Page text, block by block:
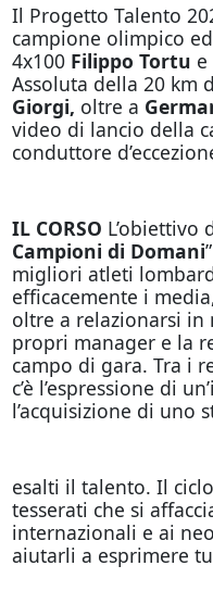
Il Progetto Talento
campione olimpico
4x100 Filippo Tortu
Assoluta della 20 km
Giorgi, oltre a
video di lancio della
conduttore
IL CORSO L’obiettivo
Campioni di Domani
migliori atleti
efficacemente i
oltre a relazionarsi in
propri manager e la
campo di gara. Tra i
c’è l’espressione di
l’acquisizione di uno
esalti il talento. Il
tesserati che si
internazionali e ai
aiutarli a esprimere